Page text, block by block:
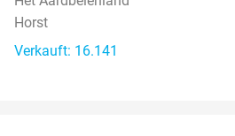
Horst
Verkauft: 16.141